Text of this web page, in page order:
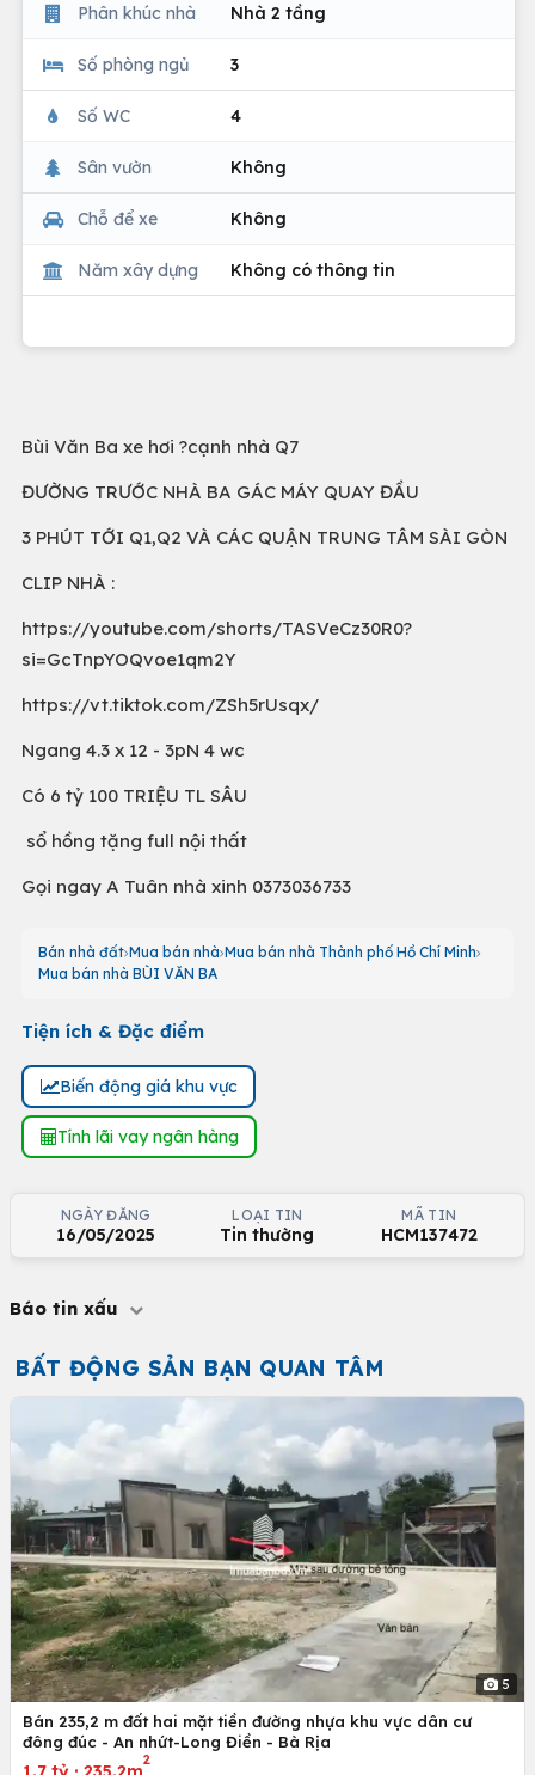
Phân khúc nhà Nhà 2 tầng
Số phòng ngủ 3
Số WC 4
Sân vườn Không
Chỗ để xe Không
Năm xây dựng Không có thông tin
Bùi Văn Ba xe hơi ?cạnh nhà Q7
ĐƯỜNG TRƯỚC NHÀ BA GÁC MÁY QUAY ĐẦU
3 PHÚT TỚI Q1,Q2 VÀ CÁC QUẬN TRUNG TÂM SÀI GÒN
CLIP NHÀ :
https://youtube.com/shorts/TASVeCz30R0?
si=GcTnpYOQvoe1qm2Y
https://vt.tiktok.com/ZSh5rUsqx/
Ngang 4.3 x 12 - 3pN 4 wc
Có 6 tỷ 100 TRIỆU TL SÂU
sổ hồng tặng full nội thất
Gọi ngay A Tuân nhà xinh 0373036733
Bán nhà đất Mua bán nhà Mua bán nhà Thành phố Hồ Chí Minh
Mua bán nhà BÙI VĂN BA
Tiện ích & Đặc điểm
Biến động giá khu vực
Tính lãi vay ngân hàng
NGÀY ĐĂNG
16/05/2025
LOẠI TIN
Tin thường
MÃ TIN
HCM137472
Báo tin xấu
BẤT ĐỘNG SẢN BẠN QUAN TÂM
5
Bán 235,2 m đất hai mặt tiền đường nhựa khu vực dân cư
đông đúc - An nhứt-Long Điền - Bà Rịa
2